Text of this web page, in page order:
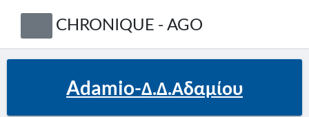
CHRONIQUE - AGO
Adamio-Δ.Δ.Αδαμίου